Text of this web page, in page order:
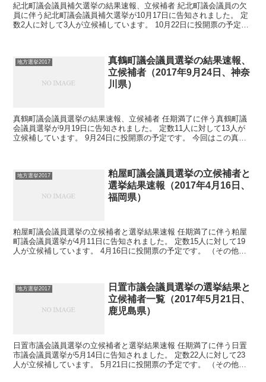
紀北町議会議員補欠選挙の結果速報、立候補者 紀北町議会議員の欠
員に伴う紀北町議会議員補欠選挙が10月17日に告知されました。 定
数2人に対して3人が立候補しています。 10月22日に投開票の予定で
地方選挙2017
真鶴町議会議員選挙の結果速報、
立候補者（2017年9月24日、神奈
川県）
真鶴町議会議員選挙の結果速報、立候補者 任期満了に伴う真鶴町議
会議員選挙が9月19日に告知されました。 定数11人に対して13人が
立候補しています。 9月24日に投開票の予定です。 今回はこの真鶴
地方選挙2017
粕屋町議会議員選挙の立候補者と
選挙結果速報（2017年4月16日、
福岡県）
粕屋町議会議員選挙の立候補者と選挙結果速報 任期満了に伴う粕屋
町議会議員選挙が4月11日に告知されました。 定数15人に対して19
人が立候補しています。 4月16日に投開票の予定です。 （その他の
地方選挙2017
日置市議会議員選挙の選挙結果と
立候補者一覧（2017年5月21日、
鹿児島県）
日置市議会議員選挙の立候補者と選挙結果速報 任期満了に伴う日置
市議会議員選挙が5月14日に告知されました。 定数22人に対して23
人が立候補しています。 5月21日に投開票の予定です。 （その他の